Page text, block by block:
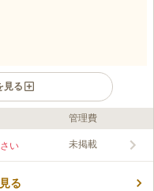
見る
1424）武蔵國日比谷飯倉附近
、歩いてお参りすることがで
管理費
い 未掲載
る